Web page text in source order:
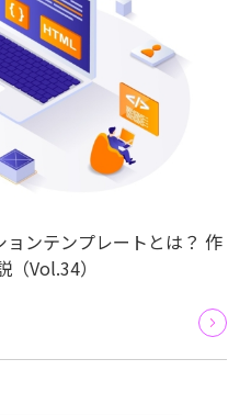
ンテンプレートとは？ 作
Vol.34）